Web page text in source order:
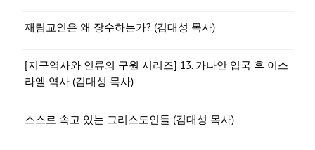
재림교인은 왜 장수하는가? (김대성 목사)
[지구역사와 인류의 구원 시리즈] 13. 가나안 입국 후 이스
라엘 역사 (김대성 목사)
스스로 속고 있는 그리스도인들 (김대성 목사)